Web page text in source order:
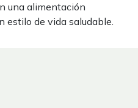
una alimentación
estilo de vida saludable.